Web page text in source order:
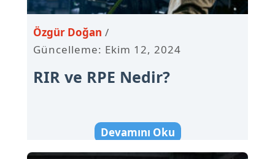
RIR ve RPE Nedir?
Güncelleme: Ekim 12, 2024
Özgür Doğan
Devamını Oku